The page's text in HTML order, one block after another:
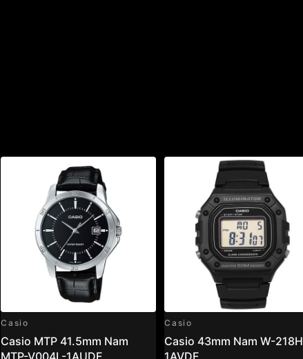
Casio
Casio MTP 41.5mm Nam
MTP-V004L-1AUDF
Casio
Casio 43mm Nam W-
1AVDF